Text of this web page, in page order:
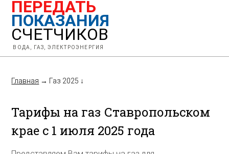
ПЕРЕДАТЬ
ПОКАЗАНИЯ
СЧЕТЧИКОВ
ВОДА, ГАЗ, ЭЛЕКТРОЭНЕРГИЯ
Главная → Газ 2025 ↓
Тарифы на газ Ставропольском
крае с 1 июля 2025 года